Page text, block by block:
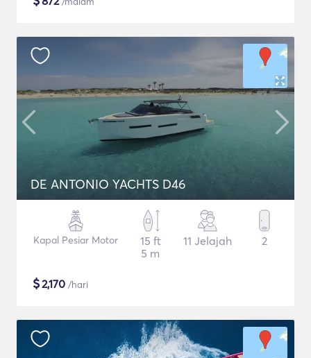
DE ANTONIO YACHTS D46
Kapal Pesiar Motor
15 ft
5 m
11 Jelajah 2
$2,170 /hari